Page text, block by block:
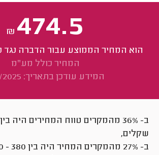
474.5
₪
הוא המחיר הממוצע עבור הדברה נגד
המחיר כולל מע"מ
המידע עודכן בתאריך: 8/7/2025
ב- 36% מהמקרים טווח המחירים היה בין
שקלים,
ב- 27% מהמקרים המחיר היה בין
380
-